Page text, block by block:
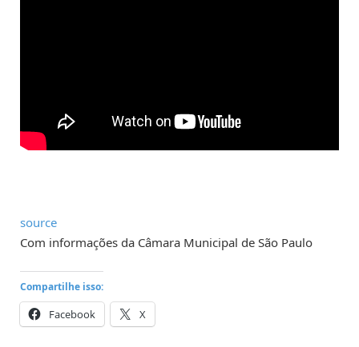
source
Com informações da Câmara Municipal de São Paulo
Compartilhe isso:
Facebook X